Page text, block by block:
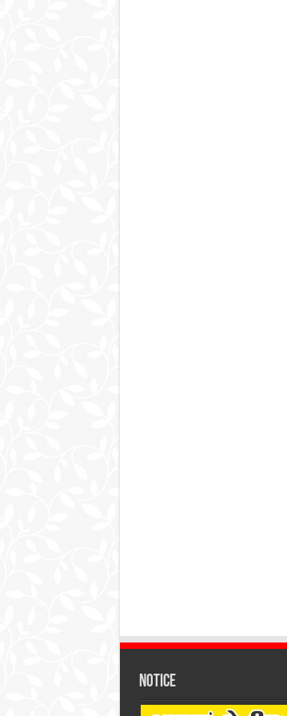
Notice